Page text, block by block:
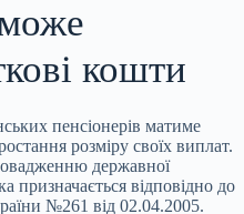
кошти
пенсіонерів матиме
розміру своїх виплат.
державної
призначається відповідно до
№261 від 02.04.2005.